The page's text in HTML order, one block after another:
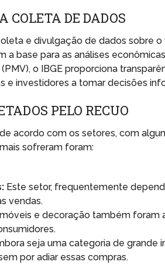
COLETA DE DADOS
e divulgação de dados sobre
a base para as análises
o IBGE proporciona
e investidores a tomar decisões
PELO RECUO
acordo com os setores, com
sofreram foram:
Este setor, frequentemente
vendas.
e decoração também foram
seja uma categoria de grande
por adiar essas compras.